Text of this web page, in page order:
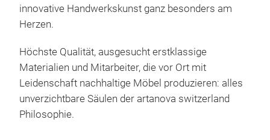
innovative Handwerkskunst ganz besonders am
Herzen.
Höchste Qualität, ausgesucht erstklassige
Materialien und Mitarbeiter, die vor Ort mit
Leidenschaft nachhaltige Möbel produzieren: alles
unverzichtbare Säulen der artanova switzerland
Philosophie.